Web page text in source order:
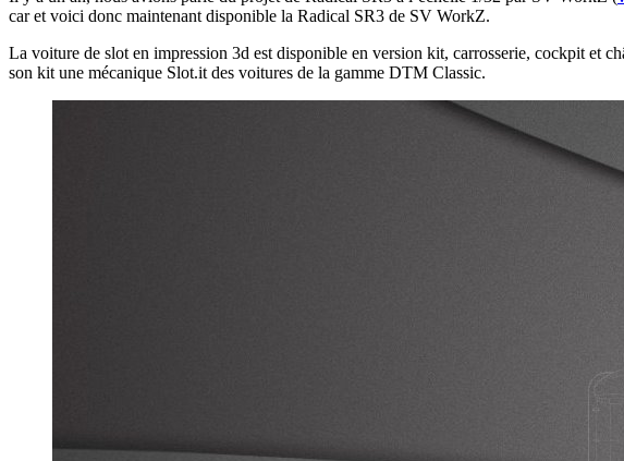
car et voici donc maintenant disponible la Radical SR3 de SV WorkZ.
La voiture de slot en impression 3d est disponible en version kit, carrosserie, cockpit et
son kit une mécanique Slot.it des voitures de la gamme DTM Classic.